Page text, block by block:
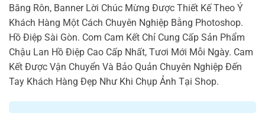
Băng Rôn, Banner Lời Chúc Mừng Được Thiết Kế Theo Ý
Khách Hàng Một Cách Chuyên Nghiệp Bằng Photoshop.
Hồ Điệp Sài Gòn. Com Cam Kết Chỉ Cung Cấp Sản Phẩm
Chậu Lan Hồ Điệp Cao Cấp Nhất, Tươi Mới Mỗi Ngày. Cam
Kết Được Vận Chuyển Và Bảo Quản Chuyên Nghiệp Đến
Tay Khách Hàng Đẹp Như Khi Chụp Ảnh Tại Shop.